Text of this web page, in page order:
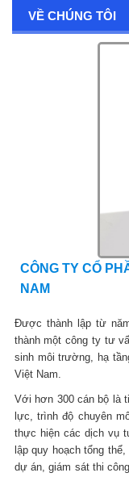
VỀ CHÚNG TÔI
CÔNG TY CỔ
NAM
Được thành lập từ
thành một công ty tư
sinh môi trường, hạ
Việt Nam.
Với hơn 300 cán bộ là
lực, trình độ chuyên
thực hiện các dịch vụ
lập quy hoạch tổng
dự án, giám sát thi